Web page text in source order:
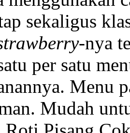
sekaligus
-nya
per satu
Menu
Mudah